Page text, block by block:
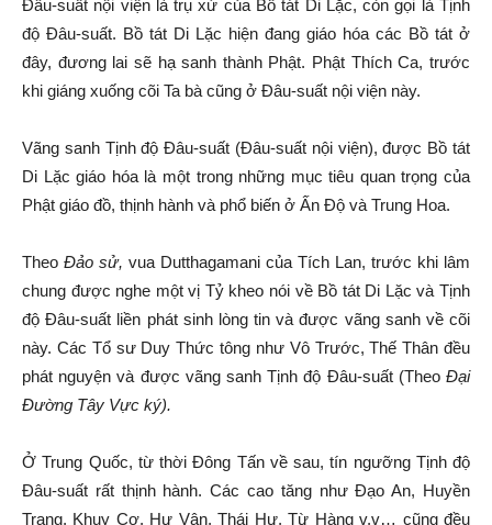
Đâu-suất nội viện là trụ xứ của Bồ tát Di Lặc, còn gọi là Tịnh
độ Đâu-suất. Bồ tát Di Lặc hiện đang giáo hóa các Bồ tát ở
đây, đương lai sẽ hạ sanh thành Phật. Phật Thích Ca, trước
khi giáng xuống cõi Ta bà cũng ở Đâu-suất nội viện này.
Vãng sanh Tịnh độ Đâu-suất (Đâu-suất nội viện), được Bồ tát
Di Lặc giáo hóa là một trong những mục tiêu quan trọng của
Phật giáo đồ, thịnh hành và phổ biến ở Ấn Độ và Trung Hoa.
Theo Đảo sử, vua Dutthagamani của Tích Lan, trước khi lâm
chung được nghe một vị Tỷ kheo nói về Bồ tát Di Lặc và Tịnh
độ Đâu-suất liền phát sinh lòng tin và được vãng sanh về cõi
này. Các Tổ sư Duy Thức tông như Vô Trước, Thế Thân đều
phát nguyện và được vãng sanh Tịnh độ Đâu-suất (Theo Đại
Đường Tây Vực ký).
Ở Trung Quốc, từ thời Đông Tấn về sau, tín ngưỡng Tịnh độ
Đâu-suất rất thịnh hành. Các cao tăng như Đạo An, Huyền
Trang, Khuy Cơ, Hư Vân, Thái Hư, Từ Hàng v.v… cũng đều